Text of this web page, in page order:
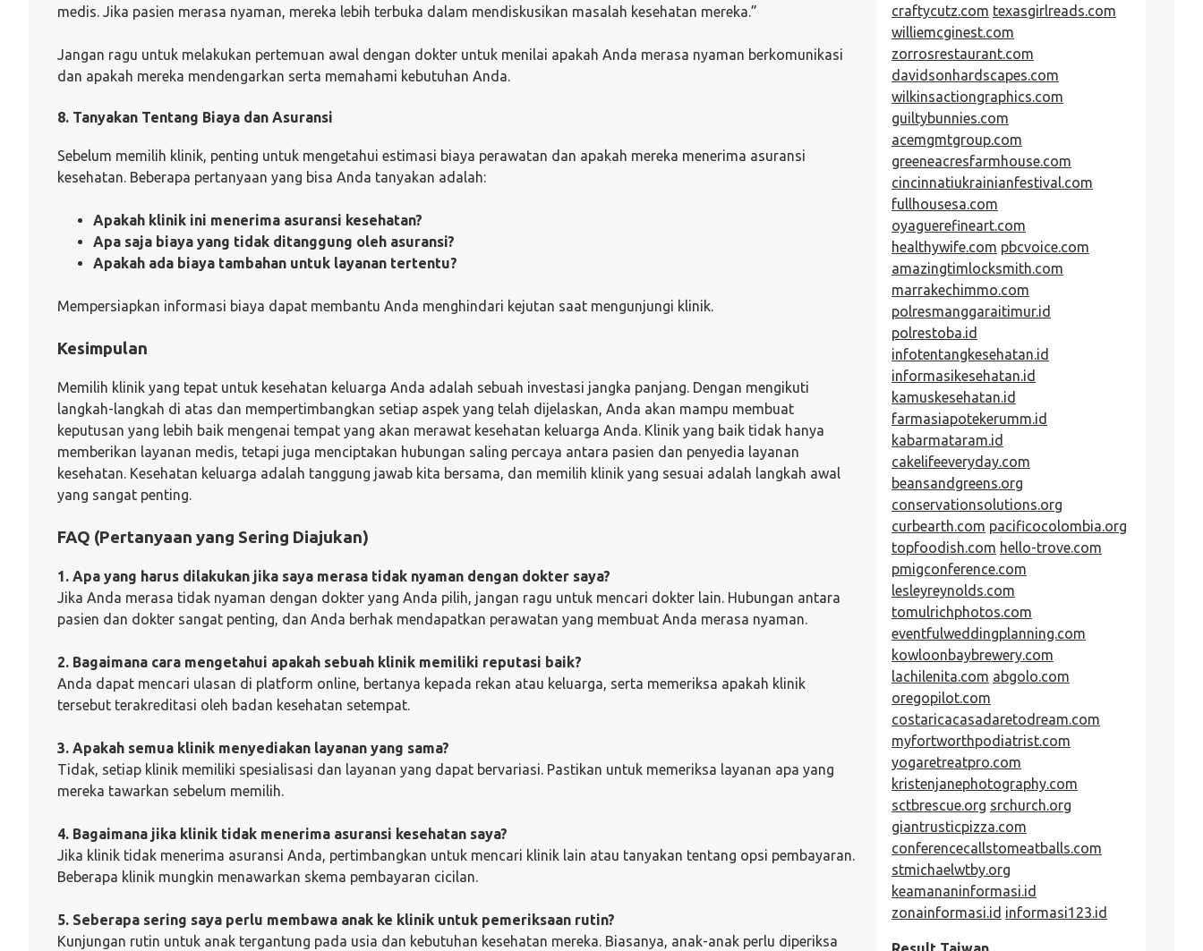
medis. Jika pasien merasa nyaman, mereka lebih terbuka dalam mendiskusikan masalah kesehatan mereka.”
Jangan ragu untuk melakukan pertemuan awal dengan dokter untuk menilai apakah Anda merasa nyaman berkomunikasi
dan apakah mereka mendengarkan serta memahami kebutuhan Anda.
8. Tanyakan Tentang Biaya dan Asuransi
Sebelum memilih klinik, penting untuk mengetahui estimasi biaya perawatan dan apakah mereka menerima asuransi
kesehatan. Beberapa pertanyaan yang bisa Anda tanyakan adalah:
Apakah klinik ini menerima asuransi kesehatan?
Apa saja biaya yang tidak ditanggung oleh asuransi?
Apakah ada biaya tambahan untuk layanan tertentu?
Mempersiapkan informasi biaya dapat membantu Anda menghindari kejutan saat mengunjungi klinik.
Kesimpulan
Memilih klinik yang tepat untuk kesehatan keluarga Anda adalah sebuah investasi jangka panjang. Dengan mengikuti
langkah-langkah di atas dan mempertimbangkan setiap aspek yang telah dijelaskan, Anda akan mampu membuat
keputusan yang lebih baik mengenai tempat yang akan merawat kesehatan keluarga Anda. Klinik yang baik tidak hanya
memberikan layanan medis, tetapi juga menciptakan hubungan saling percaya antara pasien dan penyedia layanan
kesehatan. Kesehatan keluarga adalah tanggung jawab kita bersama, dan memilih klinik yang sesuai adalah langkah awal
yang sangat penting.
FAQ (Pertanyaan yang Sering Diajukan)
1. Apa yang harus dilakukan jika saya merasa tidak nyaman dengan dokter saya?
Jika Anda merasa tidak nyaman dengan dokter yang Anda pilih, jangan ragu untuk mencari dokter lain. Hubungan antara
pasien dan dokter sangat penting, dan Anda berhak mendapatkan perawatan yang membuat Anda merasa nyaman.
2. Bagaimana cara mengetahui apakah sebuah klinik memiliki reputasi baik?
Anda dapat mencari ulasan di platform online, bertanya kepada rekan atau keluarga, serta memeriksa apakah klinik
tersebut terakreditasi oleh badan kesehatan setempat.
3. Apakah semua klinik menyediakan layanan yang sama?
Tidak, setiap klinik memiliki spesialisasi dan layanan yang dapat bervariasi. Pastikan untuk memeriksa layanan apa yang
mereka tawarkan sebelum memilih.
4. Bagaimana jika klinik tidak menerima asuransi kesehatan saya?
Jika klinik tidak menerima asuransi Anda, pertimbangkan untuk mencari klinik lain atau tanyakan tentang opsi pembayaran.
Beberapa klinik mungkin menawarkan skema pembayaran cicilan.
5. Seberapa sering saya perlu membawa anak ke klinik untuk pemeriksaan rutin?
Kunjungan rutin untuk anak tergantung pada usia dan kebutuhan kesehatan mereka. Biasanya, anak-anak perlu diperiksa
craftycutz.com texasgirlreads.com
williemcginest.com
zorrosrestaurant.com
davidsonhardscapes.com
wilkinsactiongraphics.com
guiltybunnies.com
acemgmtgroup.com
greeneacresfarmhouse.com
cincinnatiukrainianfestival.com
fullhousesa.com
oyaguerefineart.com
healthywife.com pbcvoice.com
amazingtimlocksmith.com
marrakechimmo.com
polresmanggaraitimur.id
polrestoba.id
infotentangkesehatan.id
informasikesehatan.id
kamuskesehatan.id
farmasiapotekerumm.id
kabarmataram.id
cakelifeeveryday.com
beansandgreens.org
conservationsolutions.org
curbearth.com pacificocolombia.org
topfoodish.com hello-trove.com
pmigconference.com
lesleyreynolds.com
tomulrichphotos.com
eventfulweddingplanning.com
kowloonbaybrewery.com
lachilenita.com abgolo.com
oregopilot.com
costaricacasadaretodream.com
myfortworthpodiatrist.com
yogaretreatpro.com
kristenjanephotography.com
sctbrescue.org srchurch.org
giantrusticpizza.com
conferencecallstomeatballs.com
stmichaelwtby.org
keamananinformasi.id
zonainformasi.id informasi123.id